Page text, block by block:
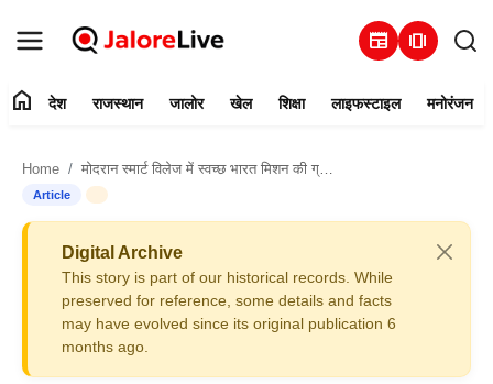
newspaper amp_stories
संपर्क करें
राजस्थान
home देश राजस्थान जालोर खेल शिक्षा लाइफस्टाइल मनोरंजन
Home मोदरान स्मार्ट विलेज में स्वच्छ भारत मिशन की ग्राम पंचायत उड़ा रही है धज्जियां
Article
Digital Archive
This story is part of our historical records. While
preserved for reference, some details and facts
may have evolved since its original publication 6
months ago.